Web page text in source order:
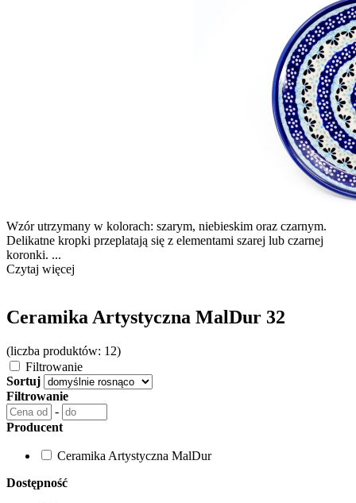
Wzór utrzymany w kolorach: szarym, niebieskim oraz czarnym.
Delikatne kropki przeplatają się z elementami szarej lub czarnej
koronki. ...
Czytaj więcej
Ceramika Artystyczna MalDur 32
(liczba produktów: 12)
Filtrowanie
Sortuj
Filtrowanie
-
Producent
Ceramika Artystyczna MalDur
Dostępność